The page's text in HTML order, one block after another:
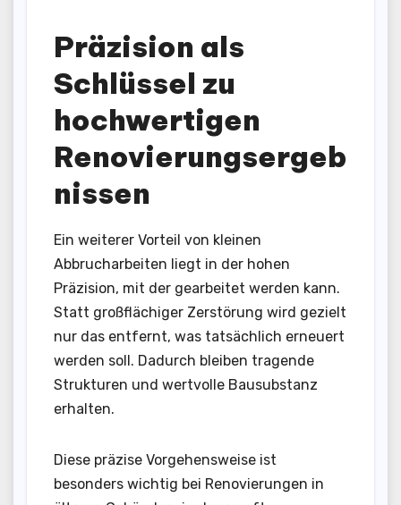
Präzision als
Schlüssel zu
hochwertigen
Renovierungsergeb
nissen
Ein weiterer Vorteil von kleinen
Abbrucharbeiten liegt in der hohen
Präzision, mit der gearbeitet werden kann.
Statt großflächiger Zerstörung wird gezielt
nur das entfernt, was tatsächlich erneuert
werden soll. Dadurch bleiben tragende
Strukturen und wertvolle Bausubstanz
erhalten.
Diese präzise Vorgehensweise ist
besonders wichtig bei Renovierungen in